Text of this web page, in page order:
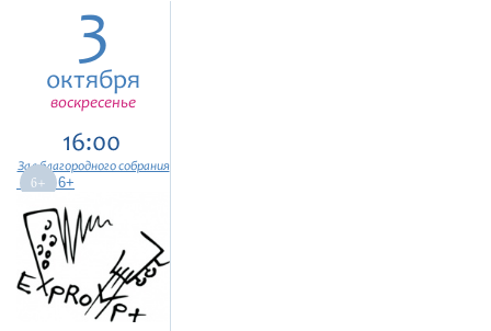
3
октября
воскресенье
16:00
Зал благородного собрания
6+